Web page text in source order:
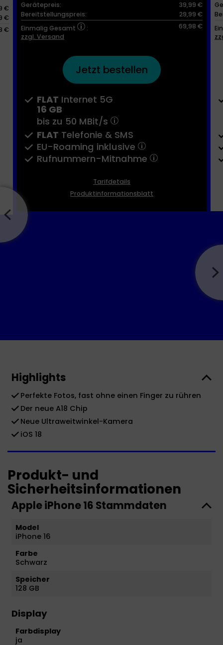
€
€
€
Gerätepreis:
39,99 €
Bereitstellungspreis:
29,99 €
Einmalig Gesamt
:
69,98 €
zzgl. Versand
Jetzt bestellen
FLAT Internet 5G
16 GB
bis zu 50 MBit/s
FLAT Telefonie & SMS
EU-Roaming inklusive
Rufnummern-​Mitnahme
Tarifdetails
Produktinformationsblatt
Highlights
Perfekte Fotos, fast ohne einen Finger zu rühren
Der neue A18 Chip
Neue Ultraweitwinkel-Kamera
iOS 18
Produkt- und
Sicherheitsinformationen
Apple iPhone 16 Stammdaten
Model
iPhone 16
Farbe
Schwarz
Speicher
128 GB
Display
Farbdisplay
ja